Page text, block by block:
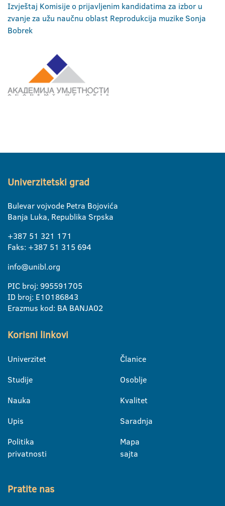
Izvještaj Komisije o prijavljenim kandidatima za izbor u
zvanje za užu naučnu oblast Reprodukcija muzike Sonja
Bobrek
Univerzitetski grad
Bulevar vojvode Petra Bojovića
Banja Luka, Republika Srpska
+387 51 321 171
Faks: +387 51 315 694
info@unibl.org
PIC broj: 995591705
ID broj: E10186843
Erazmus kod: BA BANJA02
Korisni linkovi
Univerzitet
Studije
Nauka
Upis
Politika
privatnosti
Članice
Osoblje
Kvalitet
Saradnja
Mapa
sajta
Pratite nas